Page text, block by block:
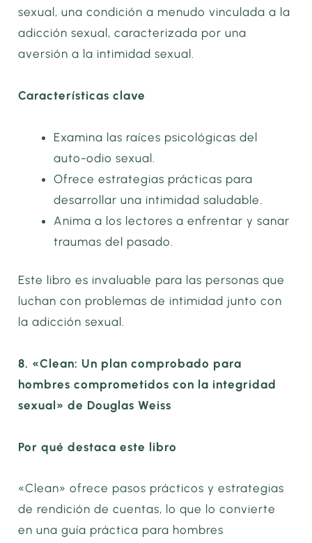
sexual, una condición a menudo vinculada a la
adicción sexual, caracterizada por una
aversión a la intimidad sexual.
Características clave
Examina las raíces psicológicas del
auto-odio sexual.
Ofrece estrategias prácticas para
desarrollar una intimidad saludable.
Anima a los lectores a enfrentar y sanar
traumas del pasado.
Este libro es invaluable para las personas que
luchan con problemas de intimidad junto con
la adicción sexual.
8. «Clean: Un plan comprobado para
hombres comprometidos con la integridad
sexual» de Douglas Weiss
Por qué destaca este libro
«Clean» ofrece pasos prácticos y estrategias
de rendición de cuentas, lo que lo convierte
en una guía práctica para hombres